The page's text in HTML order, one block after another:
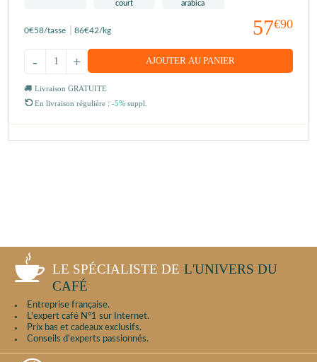
57€90
0€58/tasse 86€42/kg
+
- AJOUTER AU PANIER
Livraison GRATUITE
En livraison régulière : -5% suppl.
LE SPÉCIALISTE DE L'UNIVERS DU
CAFÉ
Entreprise française.
L'expert café N°1 sur Internet.
Prix bas et cadeaux exclusifs.
Conseils d'experts passionnés.